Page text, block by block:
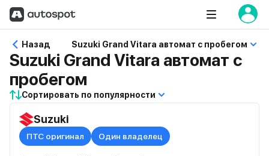
Назад Suzuki Grand Vitara автомат с пробегом
Suzuki Grand Vitara автомат с
пробегом
Сортировать по популярности
Suzuki
ПТС оригинал Один владелец